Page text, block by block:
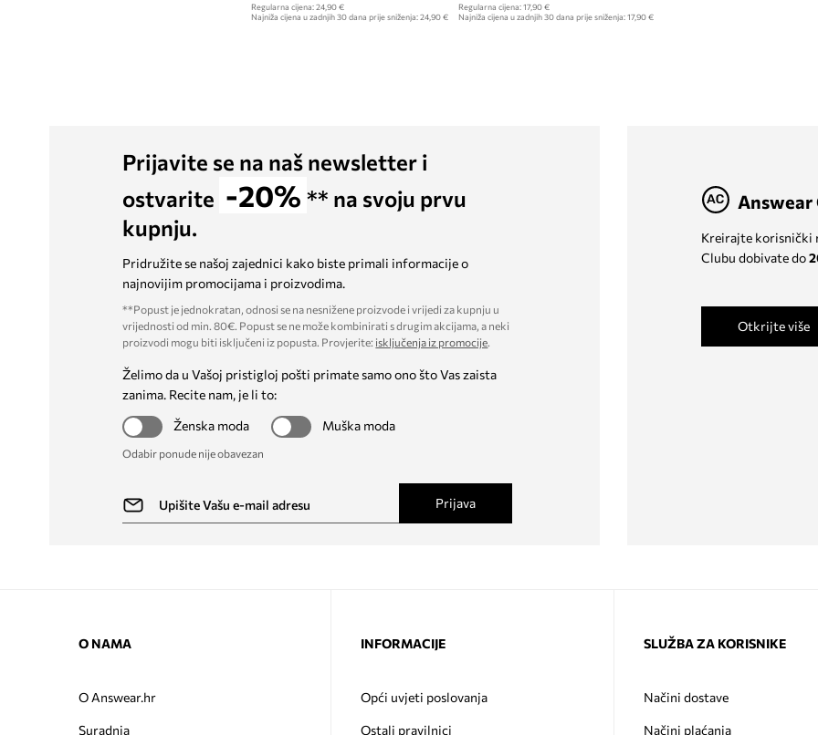
Regularna cijena:24,90 €
Najniža cijena u zadnjih 30 dana prije sniženja:24,90 €
Regularna cijena: 17,90 €
Najniža cijena u zadnjih 30 dana prije sniženja: 17,90 €
Prijavite se na naš newsletter i
ostvarite -20% ** na svoju prvu
kupnju.
Pridružite se našoj zajednici kako biste primali informacije o
najnovijim promocijama i proizvodima.
**Popust je jednokratan, odnosi se na nesnižene proizvode i vrijedi za kupnju u
vrijednosti od min. 80€. Popust se ne može kombinirati s drugim akcijama, a neki
proizvodi mogu biti isključeni iz popusta. Provjerite: isključenja iz promocije.
Želimo da u Vašoj pristigloj pošti primate samo ono što Vas zaista
zanima. Recite nam, je li to:
Ženska moda
Muška moda
Odabir ponude nije obavezan
Prijava
Answear
Kreirajte korisnički
Clubu dobivate do
Otkrijte više
O NAMA
O Answear.hr
Suradnja
INFORMACIJE
Opći uvjeti poslovanja
Ostali pravilnici
SLUŽBA ZA KORISNIKE
Načini dostave
Načini plaćanja